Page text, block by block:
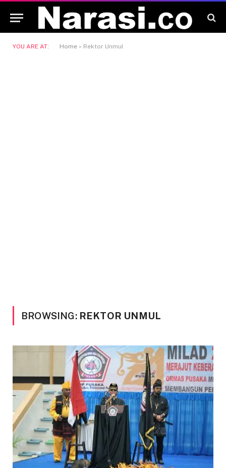
YOU ARE AT: Home » Rektor Unmul
BROWSING: REKTOR UNMUL